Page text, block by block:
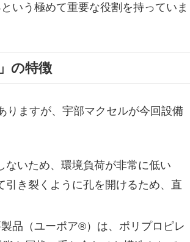
という極めて重要な役割を持っていま
の特徴
ますが、宇部マクセルが今回設備
ないため、環境負荷が非常に低い
引き裂くように孔を開けるため、直
品（ユーポア®）は、ポリプロピレ